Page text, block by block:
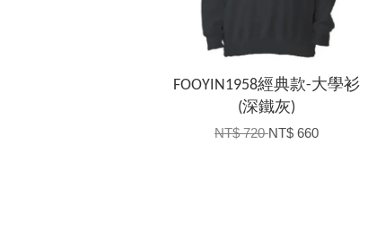
FOOYIN1958經典款-大學衫
(深鐵灰)
NT$ 720NT$ 660